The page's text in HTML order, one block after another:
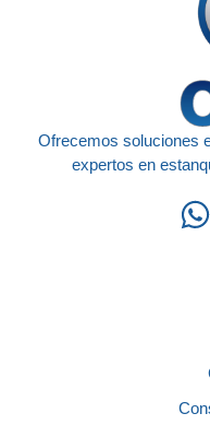
Ofrecemos soluciones
expertos en